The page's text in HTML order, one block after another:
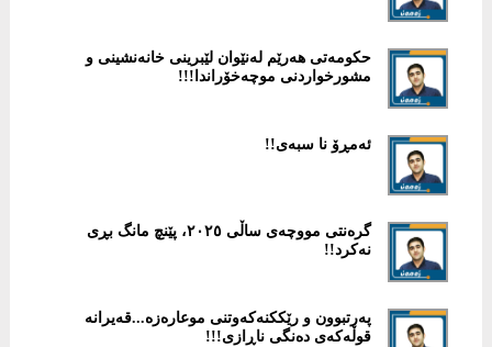
حكومەتی هەرێم لەنێوان لێبرینی خانەنشینی و
مشورخواردنی موچەخۆراندا!!!
ئەمڕۆ نا سبەی!!
گرەنتی مووچەی ساڵی ۲٠۲٥، پێنچ مانگ بڕی
نەکرد!!
پەرتبوون و رێککنەکەوتنی موعارەزە...قەیرانە
قوڵەکەی دەنگی ناڕازی!!!